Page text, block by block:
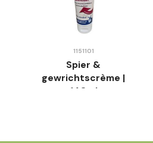
1151101
Spier &
gewrichtscrème |
140ml